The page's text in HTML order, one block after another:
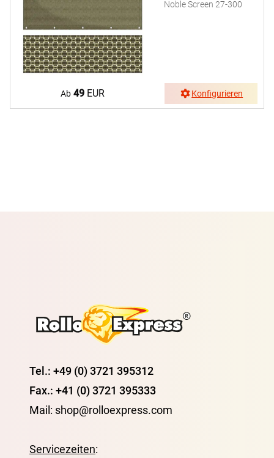
Noble Screen 27-300
Ab 49 EUR Konfigurieren
Tel.: +49 (0) 3721 395312
Fax.: +41 (0) 3721 395333
Mail: shop@rolloexpress.com
Servicezeiten: